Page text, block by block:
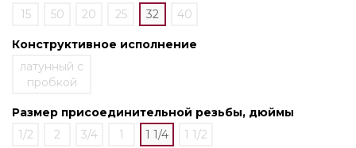
15
50 20 25 32 40
Конструктивное исполнение
латунный с
пробкой
Размер присоединительной резьбы, дюймы
1/2
2 3/4 1 1 1/4 1 1/2